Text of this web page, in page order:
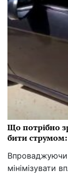
Що потрібно
бити струмом:
Впроваджуючи
мінімізувати